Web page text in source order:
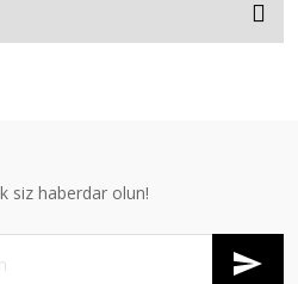
siz haberdar olun!